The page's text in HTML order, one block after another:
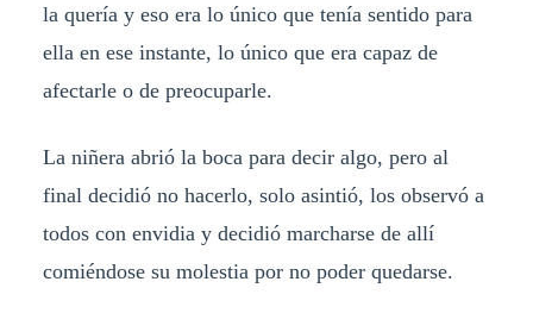
la quería y eso era lo único que tenía sentido para
ella en ese instante, lo único que era capaz de
afectarle o de preocuparle.
La niñera abrió la boca para decir algo, pero al
final decidió no hacerlo, solo asintió, los observó a
todos con envidia y decidió marcharse de allí
comiéndose su molestia por no poder quedarse.